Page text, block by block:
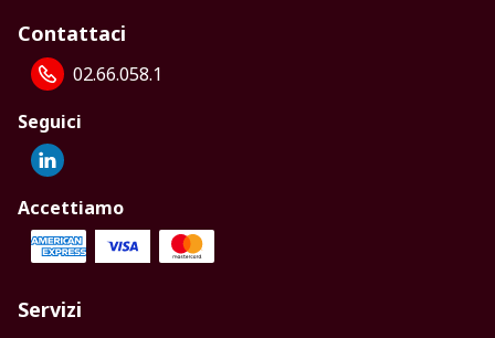
Contattaci
02.66.058.1
Seguici
Accettiamo
Servizi